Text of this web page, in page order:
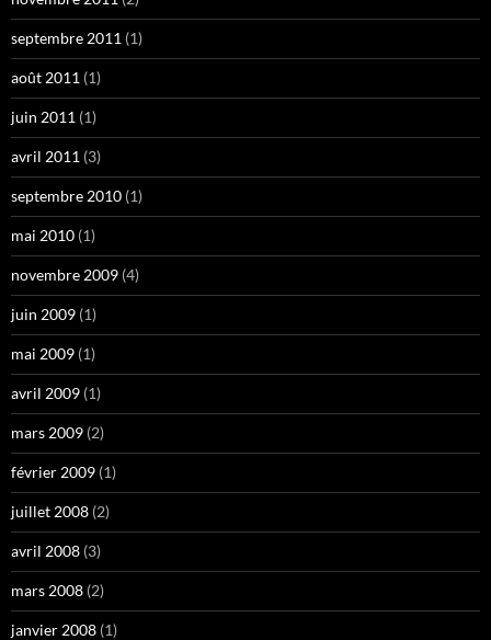
septembre 2011 (1)
août 2011 (1)
juin 2011 (1)
avril 2011 (3)
septembre 2010 (1)
mai 2010 (1)
novembre 2009 (4)
juin 2009 (1)
mai 2009 (1)
avril 2009 (1)
mars 2009 (2)
février 2009 (1)
juillet 2008 (2)
avril 2008 (3)
mars 2008 (2)
janvier 2008 (1)